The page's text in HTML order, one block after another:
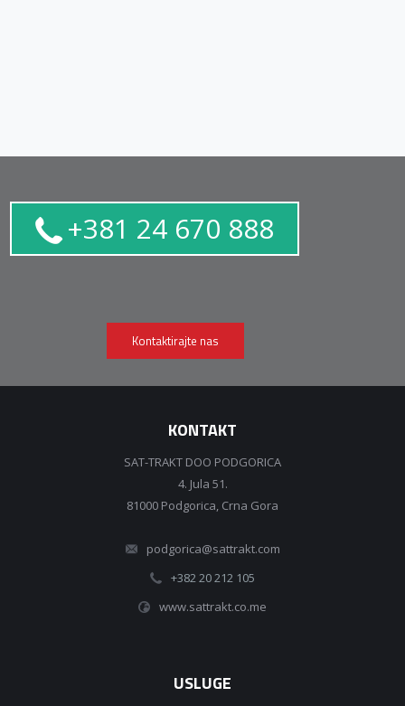
+381 24 670 888
Kontaktirajte nas
KONTAKT
SAT-TRAKT DOO PODGORICA
4. Jula 51.
81000 Podgorica, Crna Gora
podgorica@sattrakt.com
+382 20 212 105
www.sattrakt.co.me
USLUGE